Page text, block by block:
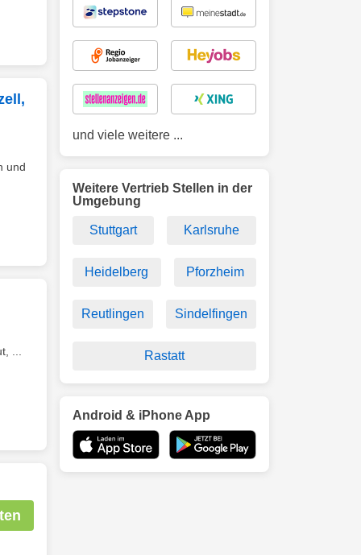
und
...
und viele weitere ...
Weitere Vertrieb Stellen in der
Umgebung
Stuttgart Karlsruhe
Heidelberg Pforzheim
Reutlingen Sindelfingen
Rastatt
Android & iPhone App